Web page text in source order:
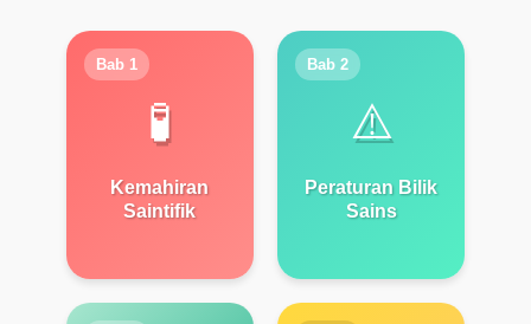
Bab 1
🧪
Kemahiran
Saintifik
Bab 2
⚠️
Peraturan Bilik
Sains